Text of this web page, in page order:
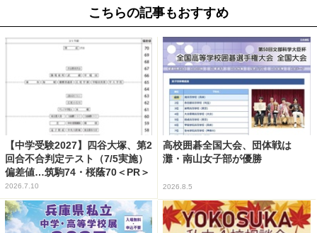
こちらの記事もおすすめ
【中学受験2027】四谷大塚、第2
回合不合判定テスト（7/5実施）
偏差値…筑駒74・桜蔭70＜PR＞
2026.7.10
高校囲碁全国大会、団体戦は
灘・南山女子部が優勝
2026.8.5